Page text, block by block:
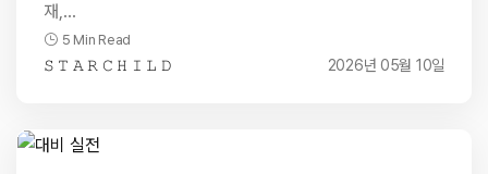
재,…
5 Min Read
𝚂 𝚃 𝙰 𝚁 𝙲 𝙷 𝙸 𝙻 𝙳 2026년 05월 10일